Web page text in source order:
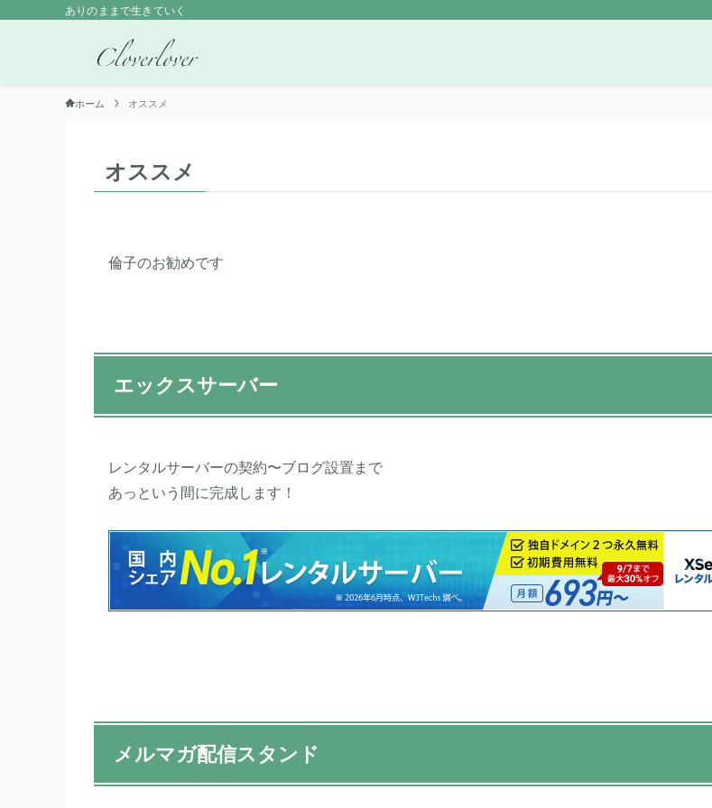
ありのままで生きていく
ホーム オススメ
オススメ
倫子のお勧めです
エックスサーバー
レンタルサーバーの契約〜ブログ設置まで
あっという間に完成します！
メルマガ配信スタンド